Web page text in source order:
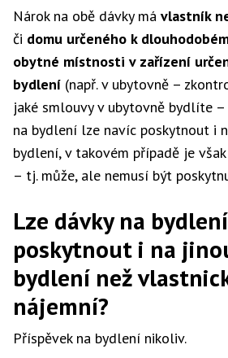
Nárok na obě dávky má vlastník
či domu určeného k
obytné místnosti v zařízení
bydlení (např. v ubytovně –
jaké smlouvy v ubytovně bydlíte
na bydlení lze navíc poskytnout i
bydlení, v takovém případě je
– tj. může, ale nemusí být
Lze dávky na bydlení
poskytnout i na
bydlení než
nájemní?
Příspěvek na bydlení nikoliv.